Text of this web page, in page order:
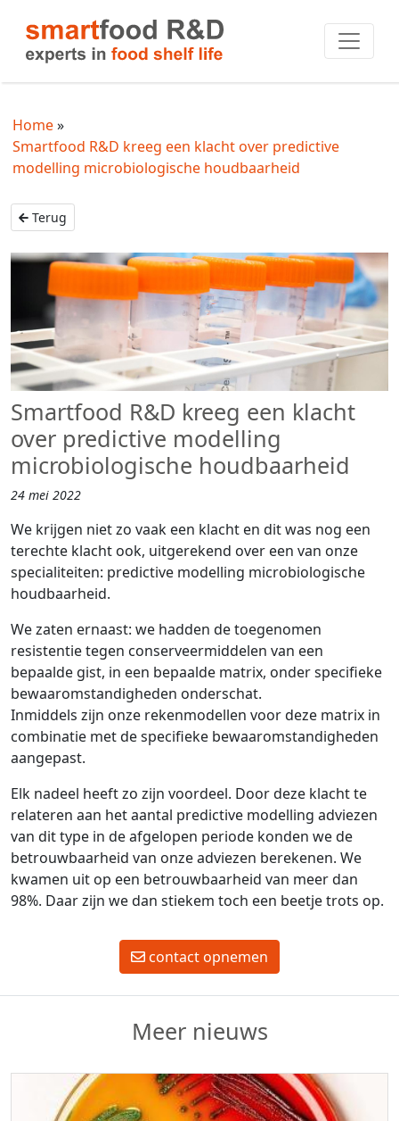
Home
Smartfood R&D kreeg een klacht over predictive
modelling microbiologische houdbaarheid
Terug
Smartfood R&D kreeg een klacht
over predictive modelling
microbiologische houdbaarheid
24 mei 2022
We krijgen niet zo vaak een klacht en dit was nog een
terechte klacht ook, uitgerekend over een van onze
specialiteiten: predictive modelling microbiologische
houdbaarheid.
We zaten ernaast: we hadden de toegenomen
resistentie tegen conserveermiddelen van een
bepaalde gist, in een bepaalde matrix, onder specifieke
bewaaromstandigheden onderschat.
Inmiddels zijn onze rekenmodellen voor deze matrix in
combinatie met de specifieke bewaaromstandigheden
aangepast.
Elk nadeel heeft zo zijn voordeel. Door deze klacht te
relateren aan het aantal predictive modelling adviezen
van dit type in de afgelopen periode konden we de
betrouwbaarheid van onze adviezen berekenen. We
kwamen uit op een betrouwbaarheid van meer dan
98%. Daar zijn we dan stiekem toch een beetje trots op.
contact opnemen
Meer nieuws